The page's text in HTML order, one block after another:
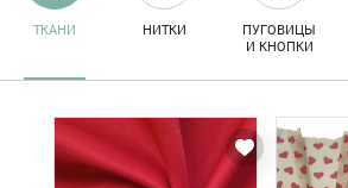
ТКАНИ НИТКИ
ПУГОВИЦЫ
И КНОПКИ